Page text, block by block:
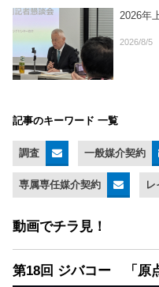
2026年
2026/8/5
記事のキーワード 一覧
調査 一般媒介契約
専属専任媒介契約 レ
動画でチラ見！
第18回 ジバコー 「原